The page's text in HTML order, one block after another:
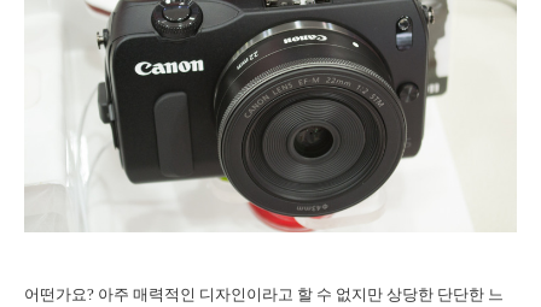
어떤가요? 아주 매력적인 디자인이라고 할 수 없지만 상당한 단단한 느